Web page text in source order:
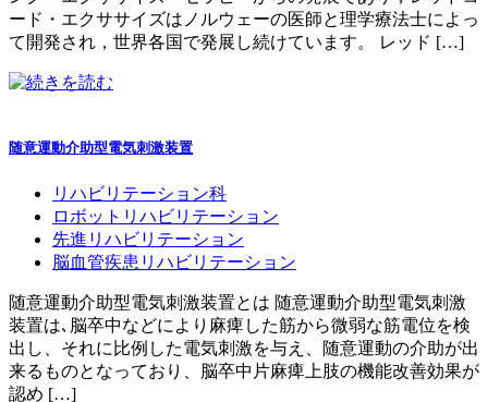
ード・エクササイズはノルウェーの医師と理学療法士によっ
て開発され，世界各国で発展し続けています。 レッド […]
随意運動介助型電気刺激装置
リハビリテーション科
ロボットリハビリテーション
先進リハビリテーション
脳血管疾患リハビリテーション
随意運動介助型電気刺激装置とは 随意運動介助型電気刺激
装置は､脳卒中などにより麻痺した筋から微弱な筋電位を検
出し、それに比例した電気刺激を与え、随意運動の介助が出
来るものとなっており、脳卒中片麻痺上肢の機能改善効果が
認め […]